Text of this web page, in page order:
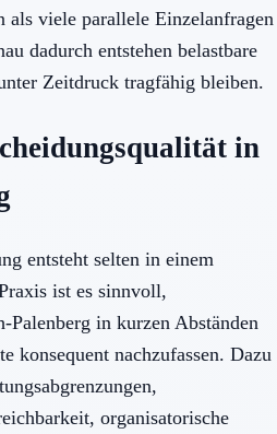
viele parallele Einzelanfragen
dadurch entstehen belastbare
Zeitdruck tragfähig bleiben.
in
entsteht selten in einem
ist es sinnvoll,
Palenberg in kurzen Abständen
konsequent nachzufassen. Dazu
organisatorische